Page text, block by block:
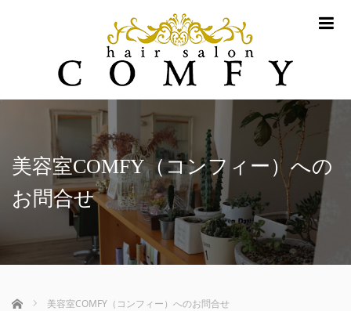
美容室COMFY（コンフィー）への
お問合せ
ホーム 美容室COMFY（コンフィー）へのお問合せ